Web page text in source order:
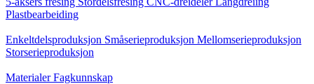
Plastbearbeiding
Enkeltdelsproduksjon Småserieproduksjon Mellomserieproduksjon
Storserieproduksjon
MaterialerFagkunnskap